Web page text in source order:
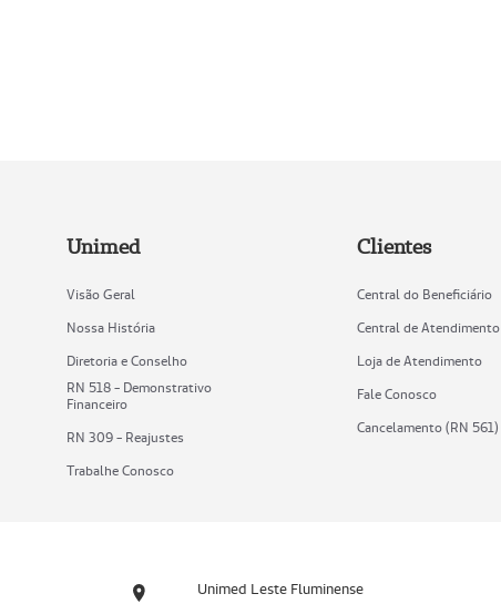
Unimed
Visão Geral
Nossa História
Diretoria e Conselho
RN 518 - Demonstrativo
Financeiro
RN 309 - Reajustes
Trabalhe Conosco
Clientes
Central do Beneficiário
Central de Atendimento
Loja de Atendimento
Fale Conosco
Cancelamento (RN 561)
Unimed Leste Fluminense